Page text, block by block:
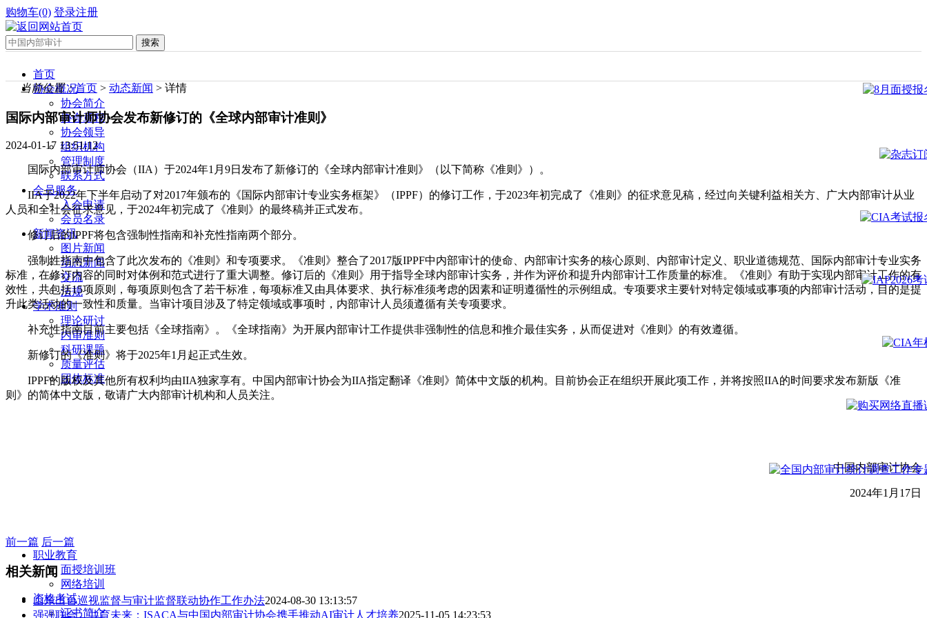
购物车(0) 登录注册
首页
协会概况
协会简介
协会章程
协会领导
组织机构
管理制度
联系方式
会员服务
入会申请
会员名录
新闻资讯
图片新闻
动态新闻
交流
法规
学术准则
理论研讨
内审准则
科研课题
质量评估
团体标准
职业教育
面授培训班
网络培训
资格考试
证书简介
当前位置：首页 > 动态新闻 > 详情
国际内部审计师协会发布新修订的《全球内部审计准则》
2024-01-17 13:51:12
国际内部审计师协会（IIA）于2024年1月9日发布了新修订的《全球内部审计准则》（以下简称《准则》）。
IIA于2022年下半年启动了对2017年颁布的《国际内部审计专业实务框架》（IPPF）的修订工作，于2023年初完成了《准则》的征求意见稿，经过向关键利益相关方、广大内部审计从业
人员和全社会征求意见，于2024年初完成了《准则》的最终稿并正式发布。
修订后的IPPF将包含强制性指南和补充性指南两个部分。
强制性指南中包含了此次发布的《准则》和专项要求。《准则》整合了2017版IPPF中内部审计的使命、内部审计实务的核心原则、内部审计定义、职业道德规范、国际内部审计专业实务
标准，在修订内容的同时对体例和范式进行了重大调整。修订后的《准则》用于指导全球内部审计实务，并作为评价和提升内部审计工作质量的标准。《准则》有助于实现内部审计工作的有
效性，共包括15项原则，每项原则包含了若干标准，每项标准又由具体要求、执行标准须考虑的因素和证明遵循性的示例组成。专项要求主要针对特定领域或事项的内部审计活动，目的是提
升此类活动的一致性和质量。当审计项目涉及了特定领域或事项时，内部审计人员须遵循有关专项要求。
补充性指南目前主要包括《全球指南》。《全球指南》为开展内部审计工作提供非强制性的信息和推介最佳实务，从而促进对《准则》的有效遵循。
新修订的《准则》将于2025年1月起正式生效。
IPPF的版权及其他所有权利均由IIA独家享有。中国内部审计协会为IIA指定翻译《准则》简体中文版的机构。目前协会正在组织开展此项工作，并将按照IIA的时间要求发布新版《准
则》的简体中文版，敬请广大内部审计机构和人员关注。
中国内部审计协会
2024年1月17日
前一篇 后一篇
相关新闻
山东出台巡视监督与审计监督联动协作工作办法2024-08-30 13:13:57
强强联合，共育未来：ISACA与中国内部审计协会携手推动AI审计人才培养2025-11-05 14:23:53